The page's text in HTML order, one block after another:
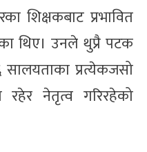
शिक्षकबाट प्रभावित
थिए। उनले थुप्रै पटक
प्रत्येकजसो
रहेर नेतृत्व गरिरहेको